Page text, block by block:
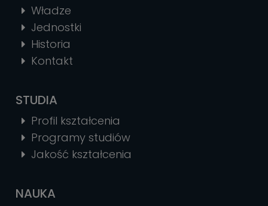
Władze
Jednostki
Historia
Kontakt
STUDIA
Profil kształcenia
Programy studiów
Jakość kształcenia
NAUKA